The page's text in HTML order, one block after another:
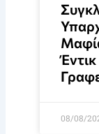
08/08/